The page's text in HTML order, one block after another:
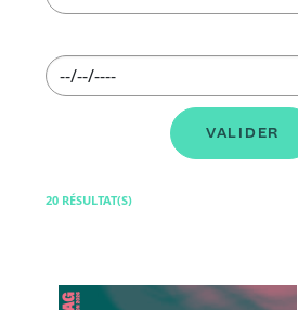
20 RÉSULTAT(S)
Image